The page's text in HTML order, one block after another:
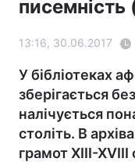
писемність
13:16, 30.06.2017
У бібліотеках
зберігається
налічується
століть. В
грамот XIII-XVIII